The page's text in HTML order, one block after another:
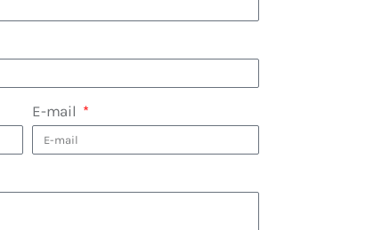
E-mail